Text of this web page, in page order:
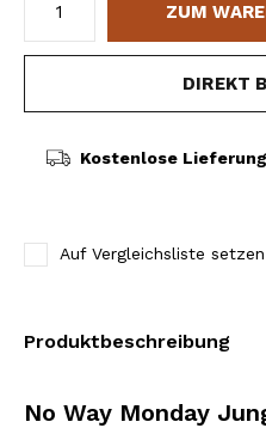
ZUM
DIREKT
Kostenlose
Auf Vergleichsliste setzen
Produktbeschreibung
No Way Monday